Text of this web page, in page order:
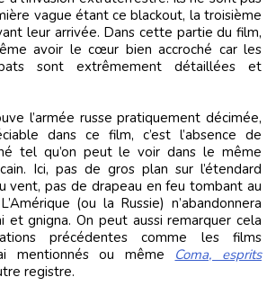
vague étant ce blackout, la troisième
leur arrivée. Dans cette partie du film,
avoir le cœur bien accroché car les
sont extrêmement détaillées et
l’armée russe pratiquement décimée,
dans ce film, c’est l’absence de
tel qu’on peut le voir dans le même
Ici, pas de gros plan sur l’étendard
vent, pas de drapeau en feu tombant au
(ou la Russie) n’abandonnera
et gnigna. On peut aussi remarquer cela
précédentes comme les films
mentionnés ou même Coma, esprits
registre.